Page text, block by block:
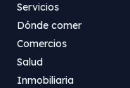
Servicios
Dónde comer
Comercios
Salud
Inmobiliaria